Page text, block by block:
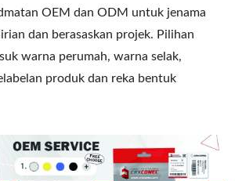
OEM dan ODM untuk jenama
dan berasaskan projek. Pilihan
warna perumah, warna selak,
produk dan reka bentuk